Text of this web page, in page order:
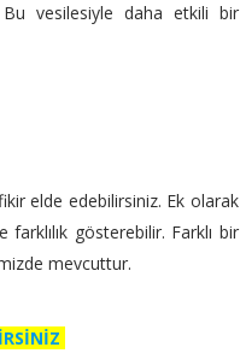
Bu vesilesiyle daha etkili bir
elde edebilirsiniz. Ek olarak
farklılık gösterebilir. Farklı bir
mevcuttur.